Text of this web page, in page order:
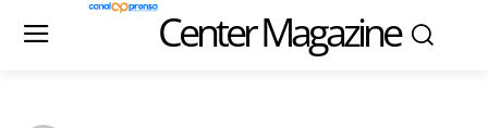
Center Magazine